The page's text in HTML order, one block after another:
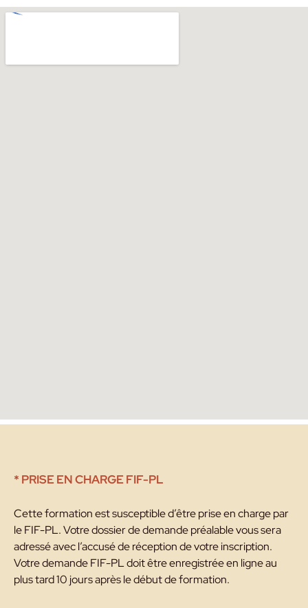
* PRISE EN CHARGE FIF-PL
Cette formation est susceptible d’être prise en charge par
le FIF-PL. Votre dossier de demande préalable vous sera
adressé avec l’accusé de réception de votre inscription.
Votre demande FIF-PL doit être enregistrée en ligne au
plus tard 10 jours après le début de formation.